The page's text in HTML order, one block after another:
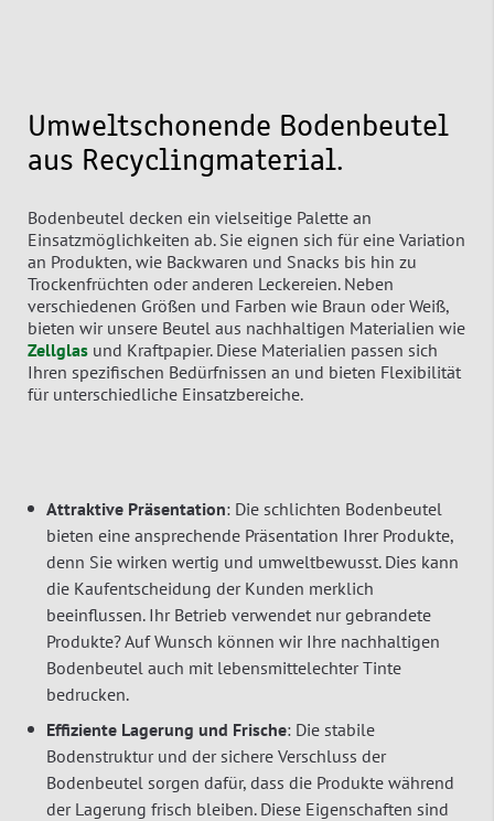
Umweltschonende Bodenbeutel
aus Recyclingmaterial.
Bodenbeutel decken ein vielseitige Palette an
Einsatzmöglichkeiten ab. Sie eignen sich für eine Variation
an Produkten, wie Backwaren und Snacks bis hin zu
Trockenfrüchten oder anderen Leckereien. Neben
verschiedenen Größen und Farben wie Braun oder Weiß,
bieten wir unsere Beutel aus nachhaltigen Materialien wie
Zellglas und Kraftpapier. Diese Materialien passen sich
Ihren spezifischen Bedürfnissen an und bieten Flexibilität
für unterschiedliche Einsatzbereiche.
Attraktive Präsentation: Die schlichten Bodenbeutel
bieten eine ansprechende Präsentation Ihrer Produkte,
denn Sie wirken wertig und umweltbewusst. Dies kann
die Kaufentscheidung der Kunden merklich
beeinflussen. Ihr Betrieb verwendet nur gebrandete
Produkte? Auf Wunsch können wir Ihre nachhaltigen
Bodenbeutel auch mit lebensmittelechter Tinte
bedrucken.
Effiziente Lagerung und Frische: Die stabile
Bodenstruktur und der sichere Verschluss der
Bodenbeutel sorgen dafür, dass die Produkte während
der Lagerung frisch bleiben. Diese Eigenschaften sind